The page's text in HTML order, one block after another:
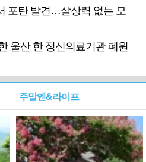
포탄 발견…살상력 없는 모
울산 한 정신의료기관 폐원
주말엔&라이프